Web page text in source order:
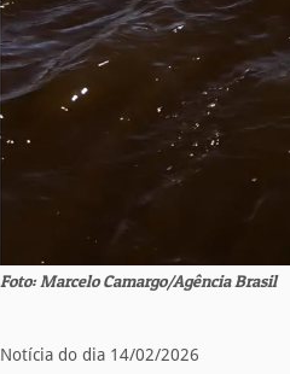
Foto: Marcelo Camargo/Agência Brasil
Notícia do dia 14/02/2026